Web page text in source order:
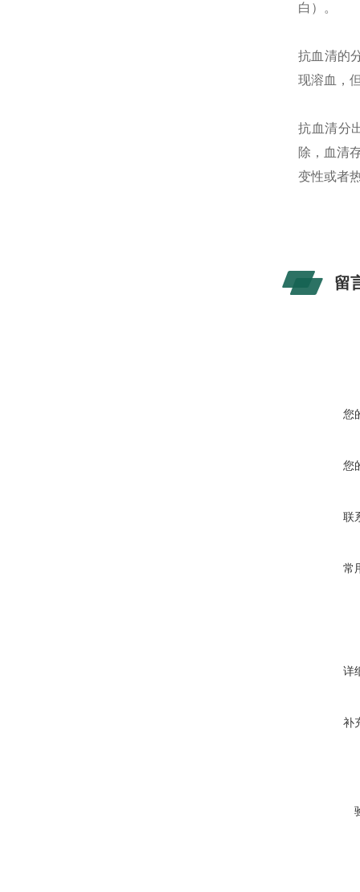
白）。
抗血清的
现溶血，
抗血清分
除，血清
变性或者
留
您
您
联
常
详
补